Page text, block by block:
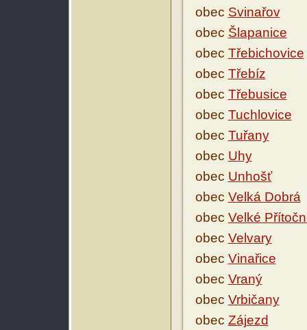
obec Svinařov
obec Šlapanice
obec Třebichovice
obec Třebíz
obec Třebusice
obec Tuchlovice
obec Tuřany
obec Uhy
obec Unhošť
obec Velká Dobrá
obec Velké
obec Velvary
obec Vinařice
obec Vraný
obec Vrbičany
obec Zájezd